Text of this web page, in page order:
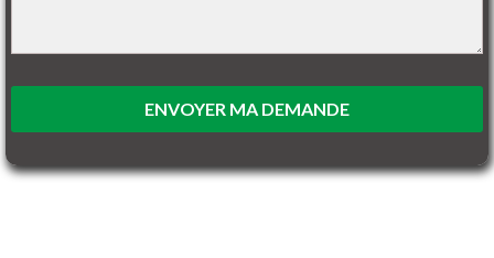
ENVOYER MA DEMANDE